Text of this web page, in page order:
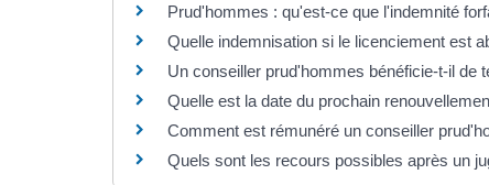
Prud'hommes : qu'est-ce que l'indemnité
Quelle indemnisation si le licenciement est
Un conseiller prud'hommes bénéficie-t-il de
Quelle est la date du prochain
Comment est rémunéré un conseiller
Quels sont les recours possibles après un